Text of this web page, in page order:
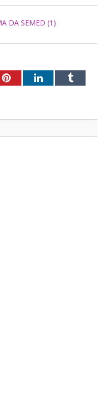
DA SEMED (1)
PinterestLinkedInTumblr